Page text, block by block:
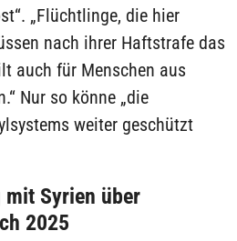
„Flüchtlinge, die hier
nach ihrer Haftstrafe das
auch für Menschen aus
Nur so könne „die
weiter geschützt
Syrien über
2025